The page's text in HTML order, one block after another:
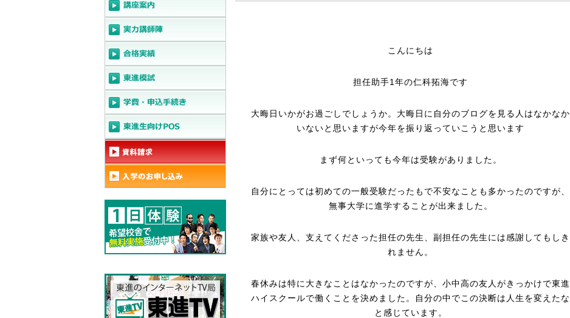
こんにちは
担任助手1年の仁科拓海です
大晦日いかがお過ごしでしょうか。大晦日に自分のブログを見る人はなかなか
いないと思いますが今年を振り返っていこうと思います
まず何といっても今年は受験がありました。
自分にとっては初めての一般受験だったもで不安なことも多かったのですが、
無事大学に進学することが出来ました。
家族や友人、支えてくださった担任の先生、副担任の先生には感謝してもしき
れません。
春休みは特に大きなことはなかったのですが、小中高の友人がきっかけで東進
ハイスクールで働くことを決めました。自分の中でこの決断は人生を変えたな
と感じています。